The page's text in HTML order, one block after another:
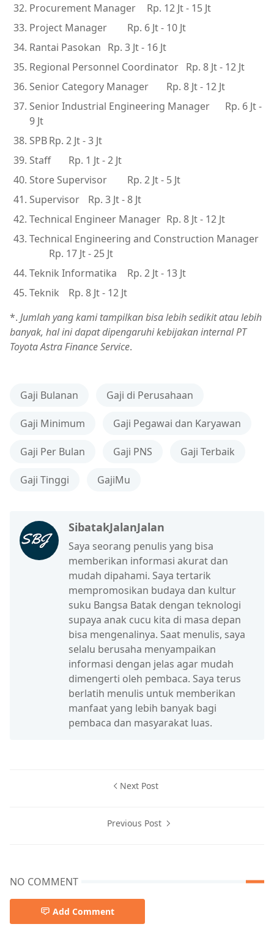
Procurement Manager
Rp. 12 Jt - 15 Jt
Project Manager
Rp. 6 Jt - 10 Jt
Rantai Pasokan Rp. 3 Jt - 16 Jt
Regional Personnel Coordinator Rp. 8 Jt - 12 Jt
Senior Category Manager
Rp. 8 Jt - 12 Jt
Senior Industrial Engineering Manager
Rp. 6 Jt -
9 Jt
SPBRp. 2 Jt - 3 Jt
Staff
Rp. 1 Jt - 2 Jt
Store Supervisor
Rp. 2 Jt - 5 Jt
Supervisor
Rp. 3 Jt - 8 Jt
Technical Engineer Manager Rp. 8 Jt - 12 Jt
Technical Engineering and Construction Manager
Rp. 17 Jt - 25 Jt
Teknik Informatika
Rp. 2 Jt - 13 Jt
Teknik
Rp. 8 Jt - 12 Jt
*. Jumlah yang kami tampilkan bisa lebih sedikit atau lebih
banyak, hal ini dapat dipengaruhi kebijakan internal PT
Toyota Astra Finance Service.
Gaji Bulanan Gaji di Perusahaan
Gaji Minimum Gaji Pegawai dan Karyawan
Gaji Per Bulan Gaji PNS Gaji Terbaik
Gaji Tinggi GajiMu
SibatakJalanJalan
Saya seorang penulis yang bisa
memberikan informasi akurat dan
mudah dipahami. Saya tertarik
mempromosikan budaya dan kultur
suku Bangsa Batak dengan teknologi
supaya anak cucu kita di masa depan
bisa mengenalinya. Saat menulis, saya
selalu berusaha menyampaikan
informasi dengan jelas agar mudah
dimengerti oleh pembaca. Saya terus
berlatih menulis untuk memberikan
manfaat yang lebih banyak bagi
pembaca dan masyarakat luas.
Next Post
Previous Post
NO COMMENT
Add Comment